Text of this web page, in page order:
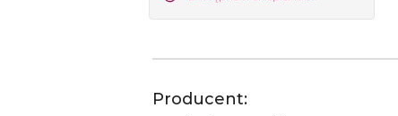
Producent: